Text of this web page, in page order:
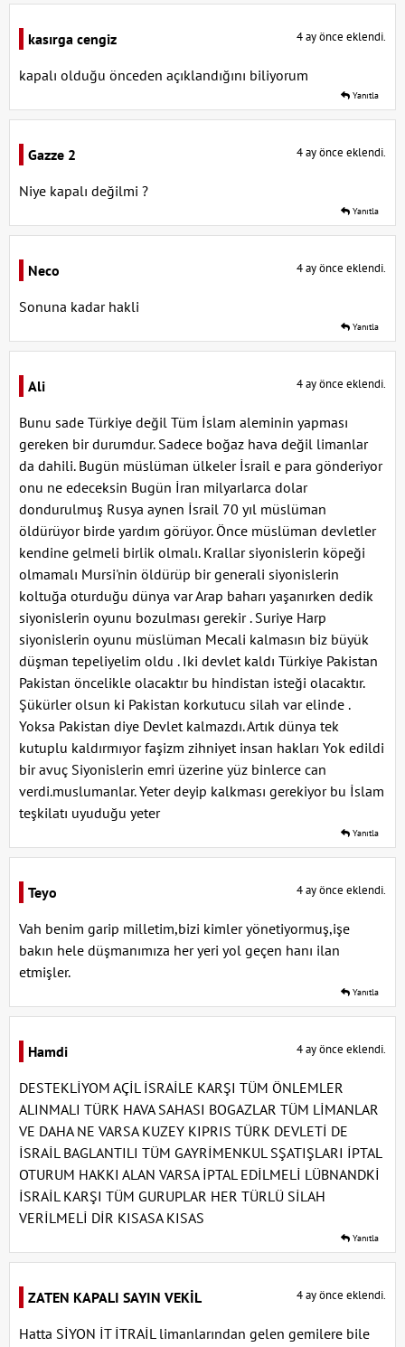
kasırga cengiz 4 ay önce eklendi.
kapalı olduğu önceden açıklandığını biliyorum
Yanıtla
Gazze 2 4 ay önce eklendi.
Niye kapalı değilmi ?
Yanıtla
Neco 4 ay önce eklendi.
Sonuna kadar hakli
Yanıtla
Ali 4 ay önce eklendi.
Bunu sade Türkiye değil Tüm İslam aleminin yapması
gereken bir durumdur. Sadece boğaz hava değil limanlar
da dahili. Bugün müslüman ülkeler İsrail e para gönderiyor
onu ne edeceksin Bugün İran milyarlarca dolar
dondurulmuş Rusya aynen İsrail 70 yıl müslüman
öldürüyor birde yardım görüyor. Önce müslüman devletler
kendine gelmeli birlik olmalı. Krallar siyonislerin köpeği
olmamalı Mursi'nin öldürüp bir generali siyonislerin
koltuğa oturduğu dünya var Arap baharı yaşanırken dedik
siyonislerin oyunu bozulması gerekir . Suriye Harp
siyonislerin oyunu müslüman Mecali kalmasın biz büyük
düşman tepeliyelim oldu . Iki devlet kaldı Türkiye Pakistan
Pakistan öncelikle olacaktır bu hindistan isteği olacaktır.
Şükürler olsun ki Pakistan korkutucu silah var elinde .
Yoksa Pakistan diye Devlet kalmazdı. Artık dünya tek
kutuplu kaldırmıyor faşizm zihniyet insan hakları Yok edildi
bir avuç Siyonislerin emri üzerine yüz binlerce can
verdi.muslumanlar. Yeter deyip kalkması gerekiyor bu İslam
teşkilatı uyuduğu yeter
Yanıtla
Teyo 4 ay önce eklendi.
Vah benim garip milletim,bizi kimler yönetiyormuş,işe
bakın hele düşmanımıza her yeri yol geçen hanı ilan
etmişler.
Yanıtla
Hamdi 4 ay önce eklendi.
DESTEKLİYOM AÇİL İSRAİLE KARŞI TÜM ÖNLEMLER
ALINMALI TÜRK HAVA SAHASI BOGAZLAR TÜM LİMANLAR
VE DAHA NE VARSA KUZEY KIPRIS TÜRK DEVLETİ DE
İSRAİL BAGLANTILI TÜM GAYRİMENKUL SŞATIŞLARI İPTAL
OTURUM HAKKI ALAN VARSA İPTAL EDİLMELİ LÜBNANDKİ
İSRAİL KARŞI TÜM GURUPLAR HER TÜRLÜ SİLAH
VERİLMELİ DİR KISASA KISAS
Yanıtla
ZATEN KAPALI SAYIN VEKİL 4 ay önce eklendi.
Hatta SİYON İT İTRAİL limanlarından gelen gemilere bile